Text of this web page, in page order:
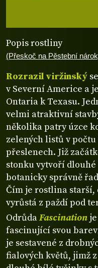
Popis rostliny
(Přeskoč na Pěstební
Rozrazil viržinský
v Severní Americe a
Ontaria k Texasu.
velmi atraktivní
několika patry úzce
zelených listů v
přeslenech. Již
stonku vytvoří
botanicky správně
Čím je rostlina starší,
vyrůstá z paždí pod
OdrůdaFascination
fascinující svou
je sestavené z
fialových květů, jimž